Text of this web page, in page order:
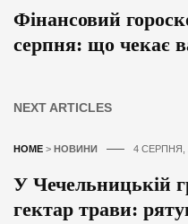
Фінансовий
серпня: що чекає
NEXT ARTICLES
HOME > НОВИНИ 4 СЕРПНЯ,
У Чечельницькій
гектар трави: